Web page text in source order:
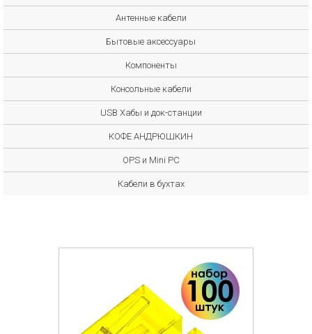
Антенные кабели
Бытовые аксессуары
Компоненты
Консольные кабели
USB Хабы и док-станции
КОФЕ АНДРЮШКИН
OPS и Mini PC
Кабели в бухтах